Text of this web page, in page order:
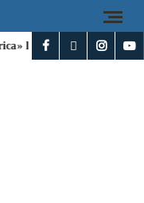
la visita de León XIV a